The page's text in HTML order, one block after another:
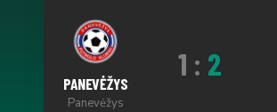
PANEVĖŽYS
Panevėžys
1 : 2